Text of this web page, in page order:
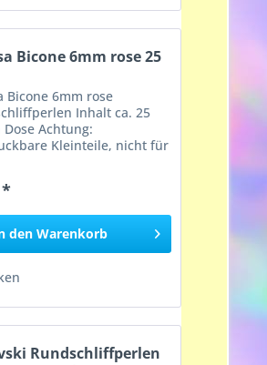
Bicone 6mm rose 25
Bicone 6mm rose
Inhalt ca. 25
Achtung:
Kleinteile, nicht für
*
den Warenkorb
Rundschliffperlen